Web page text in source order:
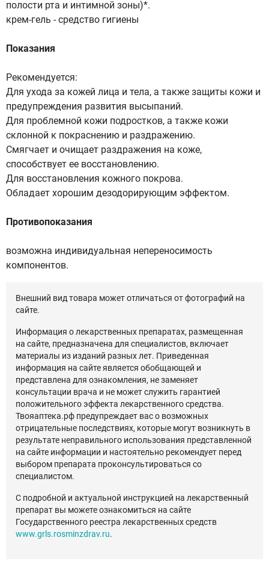
полости рта и интимной зоны)*.
крем-гель - средство гигиены
Показания
Рекомендуется:
Для ухода за кожей лица и тела, а также защиты кожи и
предупреждения развития высыпаний.
Для проблемной кожи подростков, а также кожи
склонной к покраснению и раздражению.
Смягчает и очищает раздражения на коже,
способствует ее восстановлению.
Для восстановления кожного покрова.
Обладает хорошим дезодорирующим эффектом.
Противопоказания
возможна индивидуальная непереносимость
компонентов.
Внешний вид товара может отличаться от фотографий на
сайте.
Информация о лекарственных препаратах, размещенная
на сайте, предназначена для специалистов, включает
материалы из изданий разных лет. Приведенная
информация на сайте является обобщающей и
представлена для ознакомления, не заменяет
консультации врача и не может служить гарантией
положительного эффекта лекарственного средства.
Твояаптека.рф предупреждает вас о возможных
отрицательные последствиях, которые могут возникнуть в
результате неправильного использования представленной
на сайте информации и настоятельно рекомендует перед
выбором препарата проконсультироваться со
специалистом.
С подробной и актуальной инструкцией на лекарственный
препарат вы можете ознакомиться на сайте
Государственного реестра лекарственных средств
www.grls.rosminzdrav.ru.